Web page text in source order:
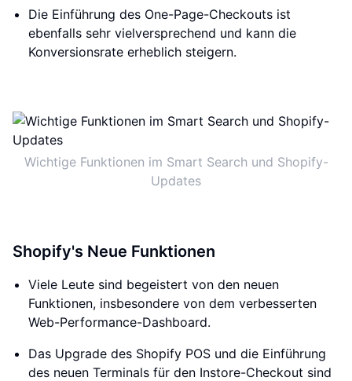
Die Einführung des One-Page-Checkouts ist
ebenfalls sehr vielversprechend und kann die
Konversionsrate erheblich steigern.
Wichtige Funktionen im Smart Search und Shopify-
Updates
Shopify's Neue Funktionen
Viele Leute sind begeistert von den neuen
Funktionen, insbesondere von dem verbesserten
Web-Performance-Dashboard.
Das Upgrade des Shopify POS und die Einführung
des neuen Terminals für den Instore-Checkout sind